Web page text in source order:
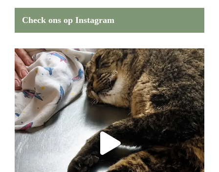
Check ons op Instagram